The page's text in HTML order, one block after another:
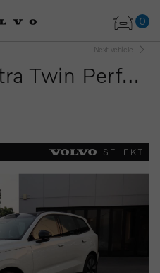
0
Next vehicle
Volvo EX90 Ultra Twin Performance 7 seats